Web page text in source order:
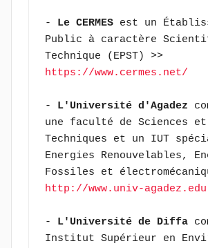
- Le CERMES est un
Public à caractère
Technique (EPST) >>
https://www.cermes.net/
- L'Université d'Agadez
une faculté de Sciences et
Techniques et un IUT
Energies Renouvelables,
http://www.univ-
- L'Université de Diffa
Institut Supérieur en